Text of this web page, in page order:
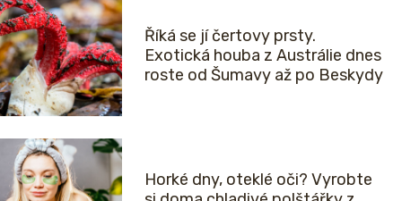
Říká se jí čertovy prsty.
Exotická houba z Austrálie dnes
roste od Šumavy až po Beskydy
Horké dny, oteklé oči? Vyrobte